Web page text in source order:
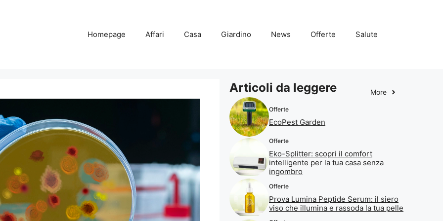
Homepage Affari Casa Giardino News Offerte Salute
Articoli da leggere More
Offerte
EcoPest Garden
Offerte
Eko-Splitter: scopri il comfort
intelligente per la tua casa senza
ingombro
Offerte
Prova Lumina Peptide Serum: il siero
viso che illumina e rassoda la tua pelle